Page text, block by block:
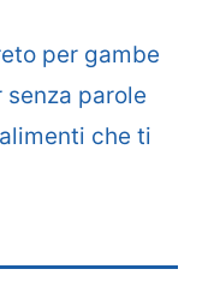
per gambe
parole
che ti